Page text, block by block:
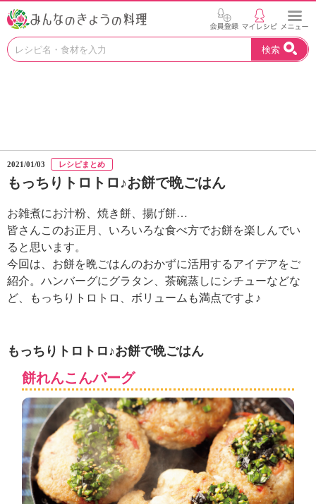
お
け
う
。
H
K
エ
デ
ー
ナ
ル
「
み
ん
な
の
き
検索
2021/01/03 レシピまとめ
もっちりトロトロ♪お餅で晩ごはん
お雑煮にお汁粉、焼き餅、揚げ餅…
皆さんこのお正月、いろいろな食べ方でお餅を楽しんでい
ると思います。
今回は、お餅を晩ごはんのおかずに活用するアイデアをご
紹介。ハンバーグにグラタン、茶碗蒸しにシチューなどな
ど、もっちりトロトロ、ボリュームも満点ですよ♪
もっちりトロトロ♪お餅で晩ごはん
餅れんこんバーグ